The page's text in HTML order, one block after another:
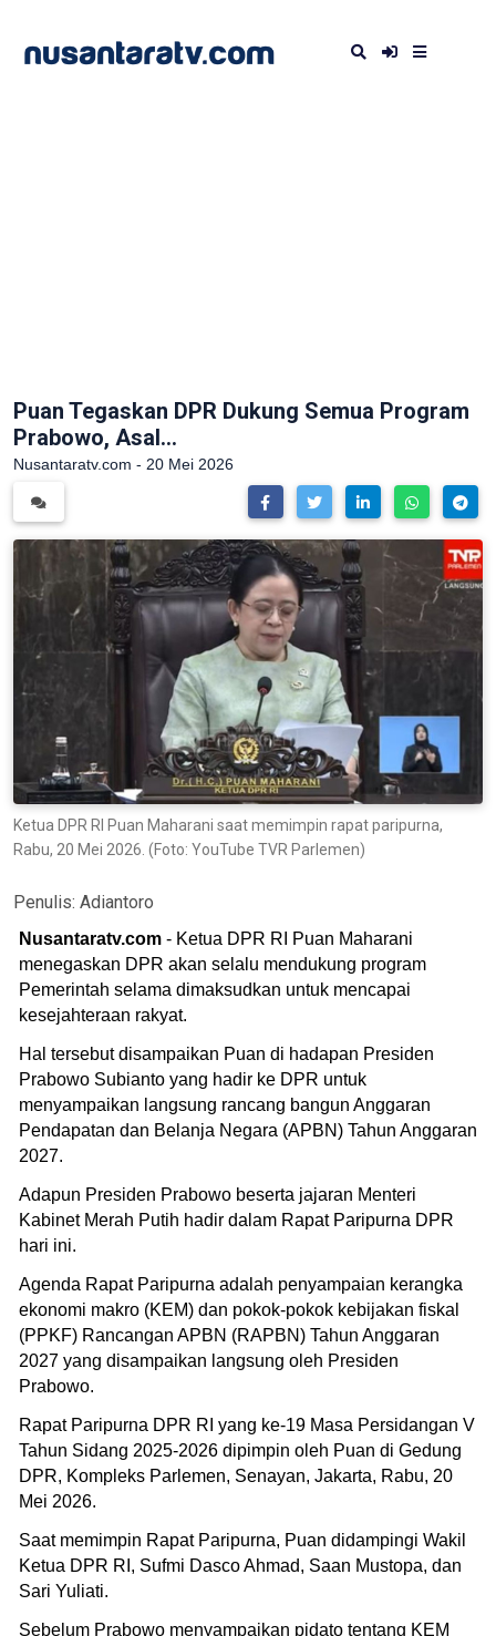
Puan Tegaskan DPR Dukung Semua Program
Prabowo, Asal...
Nusantaratv.com - 20 Mei 2026
Ketua DPR RI Puan Maharani saat memimpin rapat paripurna,
Rabu, 20 Mei 2026. (Foto: YouTube TVR Parlemen)
Penulis: Adiantoro
Nusantaratv.com - Ketua DPR RI Puan Maharani
menegaskan DPR akan selalu mendukung program
Pemerintah selama dimaksudkan untuk mencapai
kesejahteraan rakyat.
Hal tersebut disampaikan Puan di hadapan Presiden
Prabowo Subianto yang hadir ke DPR untuk
menyampaikan langsung rancang bangun Anggaran
Pendapatan dan Belanja Negara (APBN) Tahun Anggaran
2027.
Adapun Presiden Prabowo beserta jajaran Menteri
Kabinet Merah Putih hadir dalam Rapat Paripurna DPR
hari ini.
Agenda Rapat Paripurna adalah penyampaian kerangka
ekonomi makro (KEM) dan pokok-pokok kebijakan fiskal
(PPKF) Rancangan APBN (RAPBN) Tahun Anggaran
2027 yang disampaikan langsung oleh Presiden
Prabowo.
Rapat Paripurna DPR RI yang ke-19 Masa Persidangan V
Tahun Sidang 2025-2026 dipimpin oleh Puan di Gedung
DPR, Kompleks Parlemen, Senayan, Jakarta, Rabu, 20
Mei 2026.
Saat memimpin Rapat Paripurna, Puan didampingi Wakil
Ketua DPR RI, Sufmi Dasco Ahmad, Saan Mustopa, dan
Sari Yuliati.
Sebelum Prabowo menyampaikan pidato tentang KEM